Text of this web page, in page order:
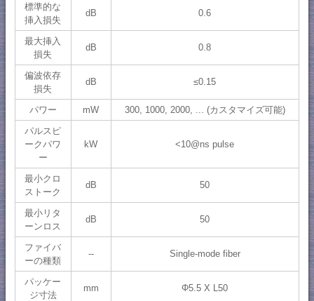
標準的な
挿入損失
dB 0.6
最大挿入
損失
dB 0.8
偏波依存
損失
dB ≤0.15
パワー mW
300, 1000, 2000, ... (カスタマイズ可能)
パルスピ
ークパワ
ー
kW <10@ns pulse
最小クロ
ストーク
dB 50
最小リタ
ーンロス
dB 50
ファイバ
ーの種類
-- Single-mode fiber
パッケー
ジ寸法
mm Φ5.5 X L50